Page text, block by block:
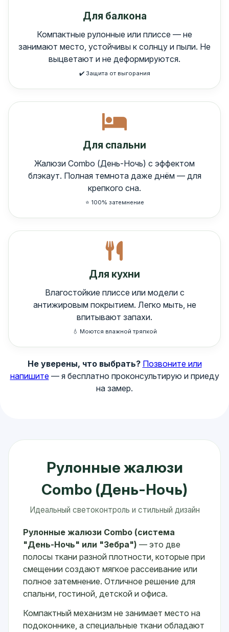
Для балкона
Компактные рулонные или плиссе — не
занимают место, устойчивы к солнцу и пыли. Не
выцветают и не деформируются.
✔️ Защита от выгорания
Для спальни
Жалюзи Combo (День-Ночь) с эффектом
блэкаут. Полная темнота даже днём — для
крепкого сна.
⭐️ 100% затемнение
Для кухни
Влагостойкие плиссе или модели с
антижировым покрытием. Легко мыть, не
впитывают запахи.
💧 Моются влажной тряпкой
Не уверены, что выбрать? Позвоните или
напишите— я бесплатно проконсультирую и приеду
на замер.
Рулонные жалюзи
Combo (День-Ночь)
Идеальный светоконтроль и стильный дизайн
Рулонные жалюзи Combo (система
"День-Ночь" или "Зебра") — это две
полосы ткани разной плотности, которые при
смещении создают мягкое рассеивание или
полное затемнение. Отличное решение для
спальни, гостиной, детской и офиса.
Компактный механизм не занимает место на
подоконнике, а специальные ткани обладают